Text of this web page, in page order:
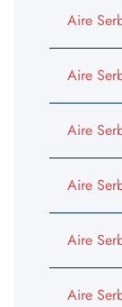
Aire
Aire
Aire
Aire
Aire
Aire